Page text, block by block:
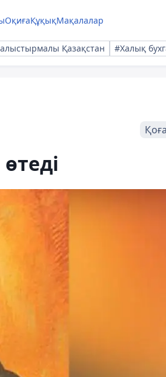
ОқиғаҚұқықМақалалар
Қазақстан #Халық